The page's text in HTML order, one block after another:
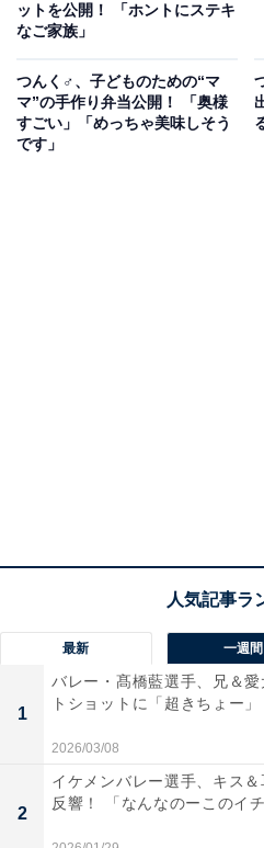
ットを公開！ 「ホントにステキ
なご家族」
つんく♂、子どものための“マ
マ”の手作り弁当公開！ 「奥様
すごい」「めっちゃ美味しそう
です」
最新 一週間
1
バレー・髙橋藍選手、兄＆
トショットに「超きちょー
2026/03/08
2
イケメンバレー選手、キス
反響！ 「なんなのーこのイ